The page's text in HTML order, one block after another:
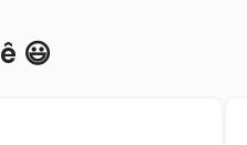
😃